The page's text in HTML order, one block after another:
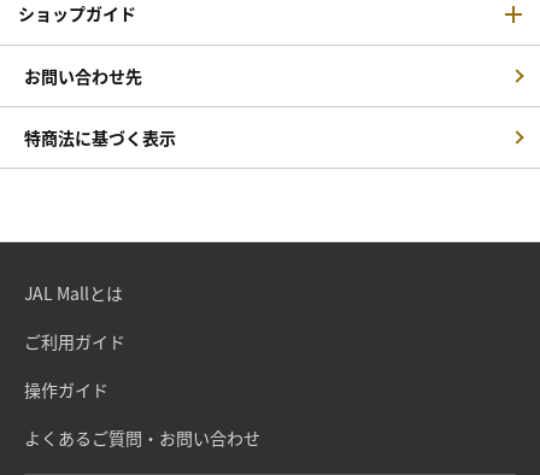
ショップガイド
お問い合わせ先
特商法に基づく表示
JAL Mallとは
ご利用ガイド
操作ガイド
よくあるご質問・お問い合わせ